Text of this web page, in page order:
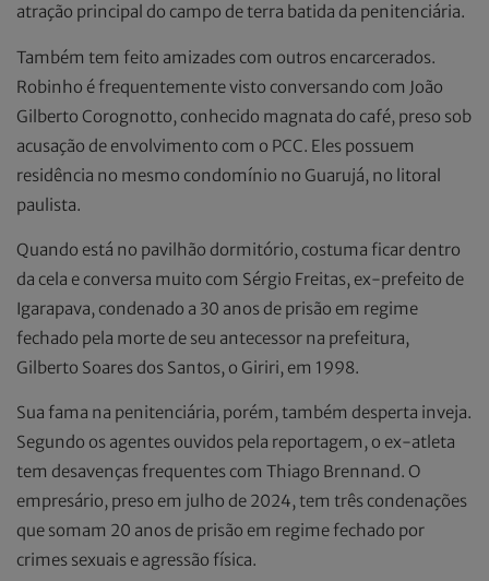
atração principal do campo de terra batida da penitenciária.
Também tem feito amizades com outros encarcerados.
Robinho é frequentemente visto conversando com João
Gilberto Corognotto, conhecido magnata do café, preso sob
acusação de envolvimento com o PCC. Eles possuem
residência no mesmo condomínio no Guarujá, no litoral
paulista.
Quando está no pavilhão dormitório, costuma ficar dentro
da cela e conversa muito com Sérgio Freitas, ex-prefeito de
Igarapava, condenado a 30 anos de prisão em regime
fechado pela morte de seu antecessor na prefeitura,
Gilberto Soares dos Santos, o Giriri, em 1998.
Sua fama na penitenciária, porém, também desperta inveja.
Segundo os agentes ouvidos pela reportagem, o ex-atleta
tem desavenças frequentes com Thiago Brennand. O
empresário, preso em julho de 2024, tem três condenações
que somam 20 anos de prisão em regime fechado por
crimes sexuais e agressão física.